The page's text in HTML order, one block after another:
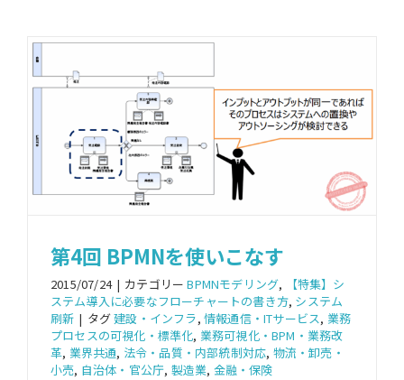
第4回 BPMNを使いこなす
2015/07/24 | カテゴリーBPMNモデリング,
【特集】シ
ステム導入に必要なフローチャートの書き方, システム
刷新 | タグ建設・インフラ,情報通信・ITサービス, 業務
プロセスの可視化・標準化, 業務可視化・BPM・業務改
革, 業界共通, 法令・品質・内部統制対応, 物流・卸売・
小売, 自治体・官公庁, 製造業, 金融・保険